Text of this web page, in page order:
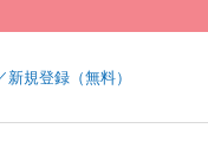
新規登録（無料）